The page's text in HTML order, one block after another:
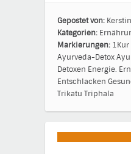
Gepostet von:
Kategorien:
Markierungen: 1Kur
Ayurveda-Detox
Detoxen Energie.
Entschlacken
Trikatu Triphala